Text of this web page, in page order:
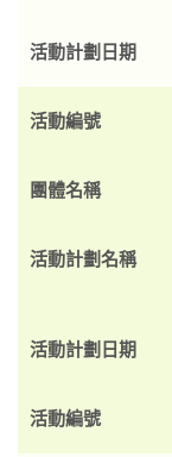
活動計劃日期
活動編號
團體名稱
活動計劃名稱
活動計劃日期
活動編號